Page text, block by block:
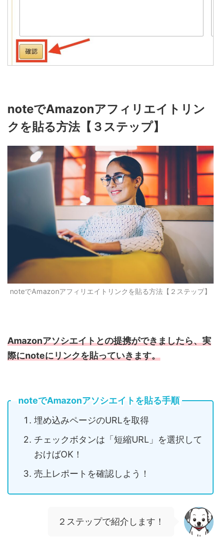
noteでAmazonアフィリエイトリン
クを貼る方法【３ステップ】
noteでAmazonアフィリエイトリンクを貼る方法【２ステップ】
Amazonアソシエイトとの提携ができましたら、実
際にnoteにリンクを貼っていきます。
noteでAmazonアソシエイトを貼る手順
埋め込みページのURLを取得
チェックボタンは「短縮URL」 を選択して
おけばOK！
売上レポートを確認しよう！
２ステップで紹介します！